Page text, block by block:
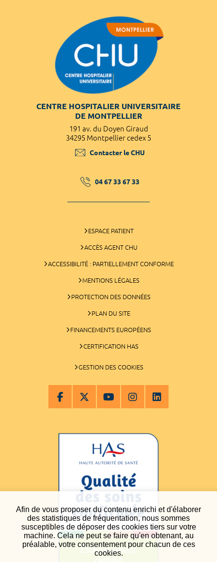
Afin de vous proposer du contenu enrichi et d'élaborer
des statistiques de fréquentation, nous sommes
susceptibles de déposer des cookies tiers sur votre
machine. Cela ne peut se faire qu'en obtenant, au
préalable, votre consentement pour chacun de ces
cookies.
CENTRE HOSPITALIER UNIVERSITAIRE
DE MONTPELLIER
191 av. du Doyen Giraud
34295 Montpellier cedex 5
Contacter le CHU
04 67 33 67 33
ESPACE PATIENT
ACCÈS AGENT CHU
ACCESSIBILITÉ : PARTIELLEMENT CONFORME
MENTIONS LÉGALES
PROTECTION DES DONNÉES
PLAN DU SITE
FINANCEMENTS EUROPÉENS
CERTIFICATION HAS
GESTION DES COOKIES